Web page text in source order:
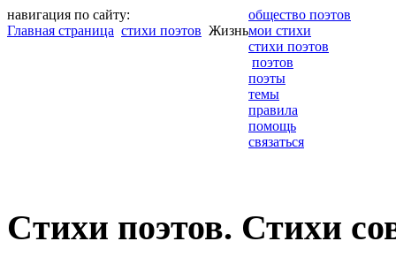
навигация по сайту:
Главная страница стихи поэтов Жизнь
общество поэтов
мои стихи
стихи поэтов
поэтов
поэты
темы
правила
помощь
связаться
Cтихи поэтов. Стихи